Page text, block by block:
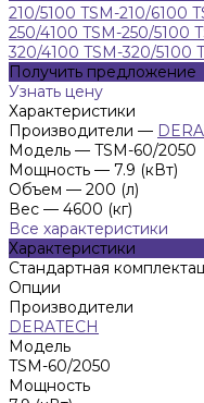
210/5100 TSM-210/6100
250/4100 TSM-250/5100
320/4100 TSM-320/5100
Получить предложение
Узнать цену
Характеристики
Производители —
Модель — TSM-60/2050
Мощность — 7.9 (кВт)
Объем — 200 (л)
Вес — 4600 (кг)
Все характеристики
Характеристики
Стандартная
Опции
Производители
DERATECH
Модель
TSM-60/2050
Мощность